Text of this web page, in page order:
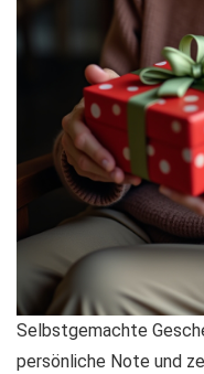
Selbstgemachte
persönliche Note und